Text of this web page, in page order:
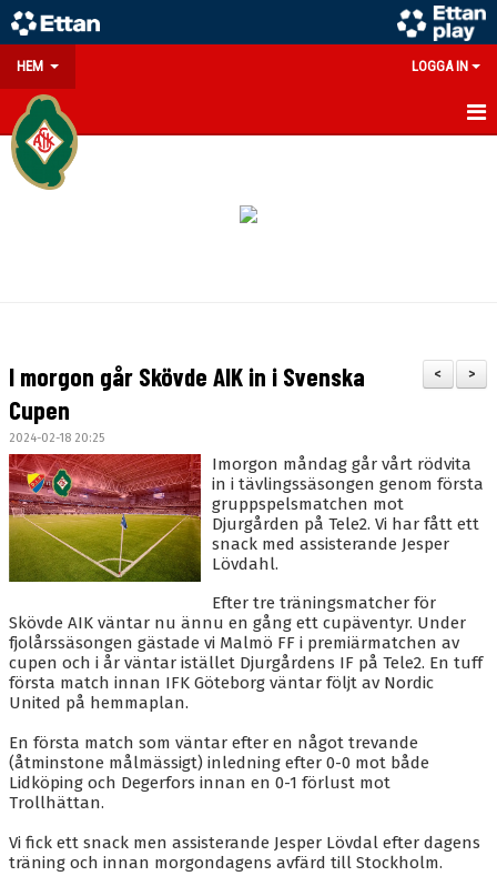
HEM LOGGA IN
GÅ PÅ MATCH
DOKUMENT
MEDLEMSINFO
BLI MEDLEM
KALENDER
GAMLA AIK
>
<
I morgon går Skövde AIK in i Svenska
Cupen
2024-02-18 20:25
Imorgon måndag går vårt rödvita
in i tävlingssäsongen genom första
gruppspelsmatchen mot
Djurgården på Tele2. Vi har fått ett
snack med assisterande Jesper
Lövdahl.
Efter tre träningsmatcher för
Skövde AIK väntar nu ännu en gång ett cupäventyr. Under
fjolårssäsongen gästade vi Malmö FF i premiärmatchen av
cupen och i år väntar istället Djurgårdens IF på Tele2. En tuff
första match innan IFK Göteborg väntar följt av Nordic
United på hemmaplan.
En första match som väntar efter en något trevande
(åtminstone målmässigt) inledning efter 0-0 mot både
Lidköping och Degerfors innan en 0-1 förlust mot
Trollhättan.
Vi fick ett snack men assisterande Jesper Lövdal efter dagens
träning och innan morgondagens avfärd till Stockholm.